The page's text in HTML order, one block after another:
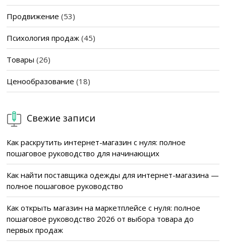
Продвижение (53)
Психология продаж (45)
Товары (26)
Ценообразование (18)
Свежие записи
Как раскрутить интернет-магазин с нуля: полное
пошаговое руководство для начинающих
Как найти поставщика одежды для интернет-магазина —
полное пошаговое руководство
Как открыть магазин на маркетплейсе с нуля: полное
пошаговое руководство 2026 от выбора товара до
первых продаж